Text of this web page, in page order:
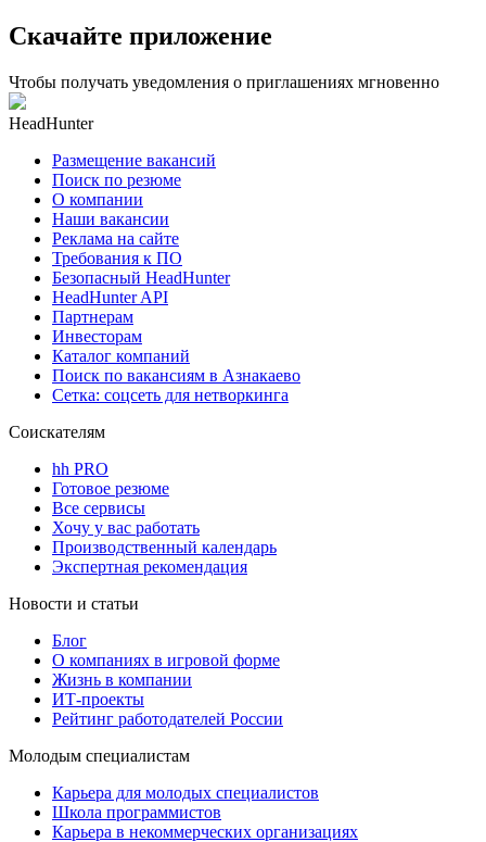
Скачайте приложение
Чтобы получать уведомления о приглашениях мгновенно
HeadHunter
Размещение вакансий
Поиск по резюме
О компании
Наши вакансии
Реклама на сайте
Требования к ПО
Безопасный HeadHunter
HeadHunter API
Партнерам
Инвесторам
Каталог компаний
Поиск по вакансиям в Азнакаево
Сетка: соцсеть для нетворкинга
Соискателям
hh PRO
Готовое резюме
Все сервисы
Хочу у вас работать
Производственный календарь
Экспертная рекомендация
Новости и статьи
Блог
О компаниях в игровой форме
Жизнь в компании
ИТ-проекты
Рейтинг работодателей России
Молодым специалистам
Карьера для молодых специалистов
Школа программистов
Карьера в некоммерческих организациях